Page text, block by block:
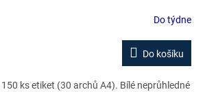
Do týdne
Do košíku
ks etiket (30 archů A4). Bílé neprůhledné